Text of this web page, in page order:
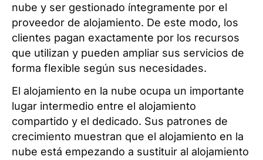
nube y ser gestionado íntegramente por el
proveedor de alojamiento. De este modo, los
clientes pagan exactamente por los recursos
que utilizan y pueden ampliar sus servicios de
forma flexible según sus necesidades.
El alojamiento en la nube ocupa un importante
lugar intermedio entre el alojamiento
compartido y el dedicado. Sus patrones de
crecimiento muestran que el alojamiento en la
nube está empezando a sustituir al alojamiento